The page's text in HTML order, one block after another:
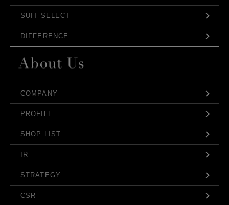
SUIT SELECT
DIFFERENCE
COMPANY
PROFILE
SHOP LIST
IR
STRATEGY
CSR